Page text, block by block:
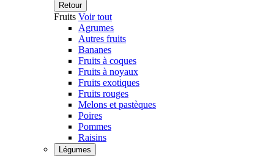
Retour
Fruits Voir tout
Agrumes
Autres fruits
Bananes
Fruits à coques
Fruits à noyaux
Fruits exotiques
Fruits rouges
Melons et pastèques
Poires
Pommes
Raisins
Légumes